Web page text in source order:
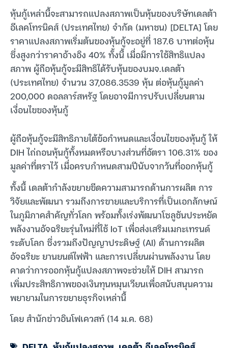
หุ้นกู้เหล่านี้จะสามารถแปลงสภาพเป็นหุ้นของบริษัทเดลต้า
อีเลคโทรนิคส์ (ประเทศไทย) จำกัด (มหาชน) [DELTA] โดย
ราคาแปลงสภาพเริ่มต้นของหุ้นกู้จะอยู่ที่ 187.6 บาทต่อหุ้น
ซึ่งสูงกว่าราคาอ้างอิง 40% ทั้งนี้ เมื่อมีการใช้สิทธิแปลง
สภาพ ผู้ถือหุ้นกู้จะมีสิทธิได้รับหุ้นของบมจ.เดลต้า
(ประเทศไทย) จำนวน 37,086.3539 หุ้น ต่อหุ้นกู้มูลค่า
200,000 ดอลลาร์สหรัฐ โดยอาจมีการปรับเปลี่ยนตาม
เงื่อนไขของหุ้นกู้
ผู้ถือหุ้นกู้จะมีสิทธิภายใต้ข้อกำหนดและเงื่อนไขของหุ้นกู้ ให้
DIH ไถ่ถอนหุ้นกู้ทั้งหมดหรือบางส่วนที่อัตรา 106.31% ของ
มูลค่าที่ตราไว้ เมื่อครบกำหนดสามปีนับจากวันที่ออกหุ้นกู้
ทั้งนี้ เดลต้ากำลังขยายขีดความสามารถด้านการผลิต การ
วิจัยและพัฒนา รวมถึงการขายและบริการที่เป็นเอกลักษณ์
ในภูมิภาคสำคัญทั่วโลก พร้อมทั้งเร่งพัฒนาโซลูชันประหยัด
พลังงานอัจฉริยะรุ่นใหม่ที่ใช้ IoT เพื่อส่งเสริมเมกะเทรนด์
ระดับโลก ซึ่งรวมถึงปัญญาประดิษฐ์ (AI) ด้านการผลิต
อัจฉริยะ ยานยนต์ไฟฟ้า และการเปลี่ยนผ่านพลังงาน โดย
คาดว่าการออกหุ้นกู้แปลงสภาพจะช่วยให้ DIH สามารถ
เพิ่มประสิทธิภาพของเงินทุนหมุนเวียนเพื่อสนับสนุนความ
พยายามในการขยายธุรกิจเหล่านี้
โดย สำนักข่าวอินโฟเควสท์ (14 ม.ค. 68)